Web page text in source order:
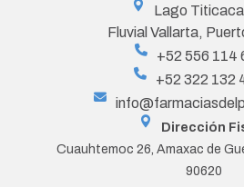
Lago
Fluvial Vallarta,
+52 556 114
+52 322 132
Dirección
Cuauhtemoc 26, Amaxac de
90620